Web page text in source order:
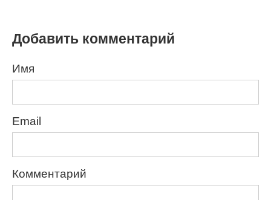
Добавить комментарий
Имя
Email
Комментарий